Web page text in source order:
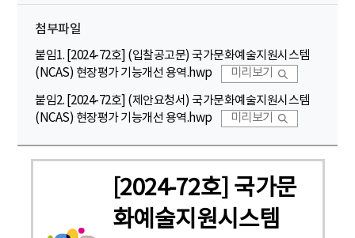
첨부파일
붙임1. [2024-72호] (입찰공고문) 국가문화예술지원시스템
(NCAS) 현장평가 기능개선 용역.hwp
미리보기
붙임2. [2024-72호] (제안요청서) 국가문화예술지원시스템
(NCAS) 현장평가 기능개선 용역.hwp
미리보기
[2024-72호] 국가문
화예술지원시스템